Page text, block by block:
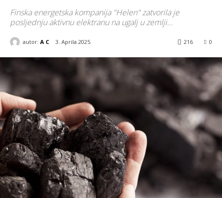
Finska energetska kompanija "Helen" zatvorila je
posljednju aktivnu elektranu na ugalj u zemlji...
autor: A C 3. Aprila 2025. 0
216